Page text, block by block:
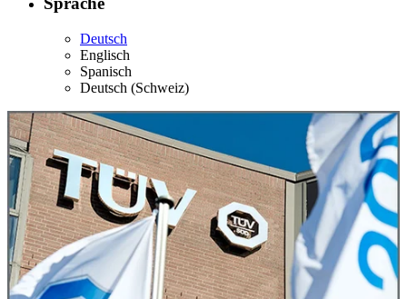
Deutsch
Englisch
Spanisch
Deutsch (Schweiz)